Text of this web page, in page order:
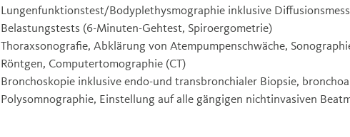
Lungenfunktionstest/Bodyplethysmographie inklusive
Belastungstests (6-Minuten-Gehtest, Spiroergometrie)
Thoraxsonografie, Abklärung von Atempumpenschwäche,
Röntgen, Computertomographie (CT)
Bronchoskopie inklusive endo-und transbronchialer Biopsie,
Polysomnographie, Einstellung auf alle gängigen nichtinvasiven